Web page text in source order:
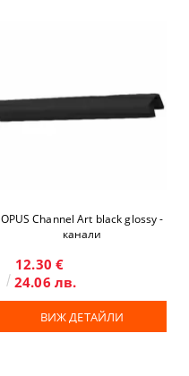
OPUS Channel Art black glossy -
канали
12.30 €
24.06 лв.
ВИЖ ДЕТАЙЛИ